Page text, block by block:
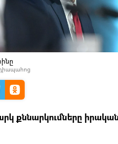
քննարկումները